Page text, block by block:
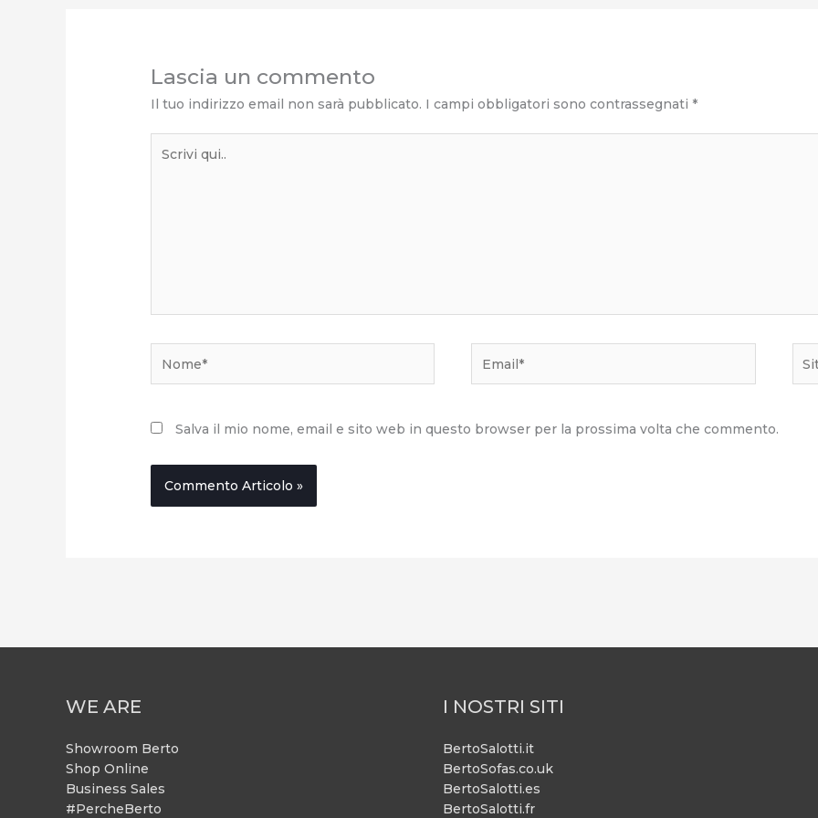
Lascia un commento
Il tuo indirizzo email non sarà pubblicato. I campi obbligatori sono contrassegnati *
qui..
Salva il mio nome, email e sito web in questo browser per la prossima volta che commento.
WE ARE
Showroom Berto
Shop Online
Business Sales
#PercheBerto
I NOSTRI SITI
BertoSalotti.it
BertoSofas.co.uk
BertoSalotti.es
BertoSalotti.fr